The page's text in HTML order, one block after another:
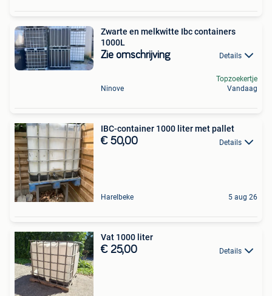
Zwarte en melkwitte Ibc containers
1000L
Zie omschrijving Details
Ninove
Topzoekertje
Vandaag
IBC-container 1000 liter met pallet
€ 50,00 Details
Harelbeke 5 aug 26
Vat 1000 liter
€ 25,00 Details